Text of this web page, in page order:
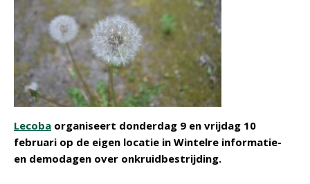
Lecoba organiseert donderdag 9 en vrijdag 10
februari op de eigen locatie in Wintelre informatie-
en demodagen over onkruidbestrijding.